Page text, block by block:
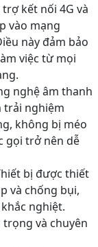
trợ kết nối 4G và
vào mạng
này đảm bảo
việc từ mọi
nghệ âm thanh
trải nghiệm
không bị méo
gọi trở nên dễ
bị được thiết
và chống bụi,
nghiệt.
và chuyên